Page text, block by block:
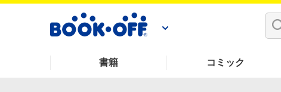
書籍 コミック